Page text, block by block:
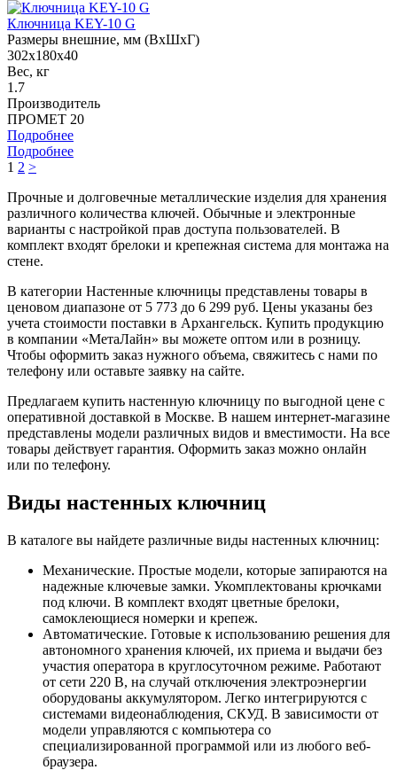
Ключница KEY-10 G
Размеры внешние, мм (ВхШхГ)
302x180x40
Вес, кг
1.7
Производитель
ПРОМЕТ 20
Подробнее
Подробнее
1 2 >
Прочные и долговечные металлические изделия для хранения
различного количества ключей. Обычные и электронные
варианты с настройкой прав доступа пользователей. В
комплект входят брелоки и крепежная система для монтажа на
стене.
В категории Настенные ключницы представлены товары в
ценовом диапазоне от 5 773 до 6 299 руб. Цены указаны без
учета стоимости поставки в Архангельск. Купить продукцию
в компании «МетаЛайн» вы можете оптом или в розницу.
Чтобы оформить заказ нужного объема, свяжитесь с нами по
телефону или оставьте заявку на сайте.
Предлагаем купить настенную ключницу по выгодной цене с
оперативной доставкой в Москве. В нашем интернет-магазине
представлены модели различных видов и вместимости. На все
товары действует гарантия. Оформить заказ можно онлайн
или по телефону.
Виды настенных ключниц
В каталоге вы найдете различные виды настенных ключниц:
Механические. Простые модели, которые запираются на
надежные ключевые замки. Укомплектованы крючками
под ключи. В комплект входят цветные брелоки,
самоклеющиеся номерки и крепеж.
Автоматические. Готовые к использованию решения для
автономного хранения ключей, их приема и выдачи без
участия оператора в круглосуточном режиме. Работают
от сети 220 В, на случай отключения электроэнергии
оборудованы аккумулятором. Легко интегрируются с
системами видеонаблюдения, СКУД. В зависимости от
модели управляются с компьютера со
специализированной программой или из любого веб-
браузера.